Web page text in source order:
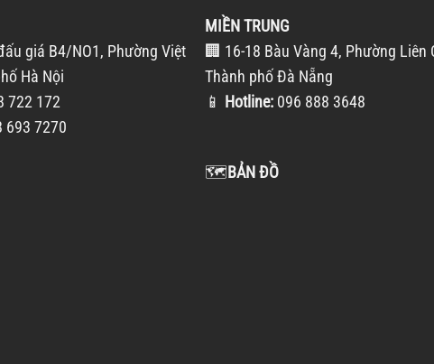
giá B4/NO1, Phường Việt
Hà Nội
722 172
693 7270
MIỀN TRUNG
🏢 16-18 Bàu Vàng 4, Phường Liên
Thành phố Đà Nẵng
📱 Hotline: 096 888 3648
🗺️BẢN ĐỒ